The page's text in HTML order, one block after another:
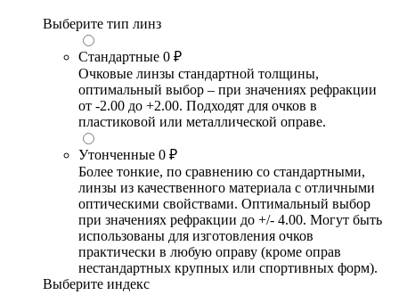
Выберите тип линз
Стандартные 0 ₽
Очковые линзы стандартной толщины,
оптимальный выбор – при значениях рефракции
от -2.00 до +2.00. Подходят для очков в
пластиковой или металлической оправе.
Утонченные 0 ₽
Более тонкие, по сравнению со стандартными,
линзы из качественного материала с отличными
оптическими свойствами. Оптимальный выбор
при значениях рефракции до +/- 4.00. Могут быть
использованы для изготовления очков
практически в любую оправу (кроме оправ
нестандартных крупных или спортивных форм).
Выберите индекс